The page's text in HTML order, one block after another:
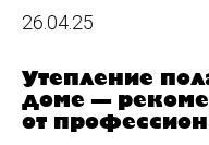
26.04.25
Утепление
доме —
от